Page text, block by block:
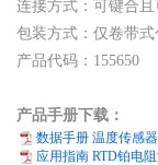
连接方式：可键合且
包装方式：仅卷带式
产品代码：155650
产品手册下载：
数据手册 温度传感
应用指南 RTD铂电